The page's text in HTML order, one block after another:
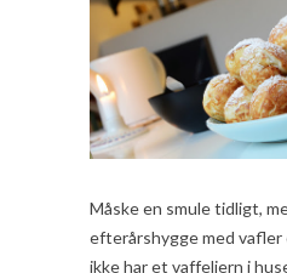
Måske en smule tidligt,
efterårshygge med vafler
ikke har et vaffeljern i